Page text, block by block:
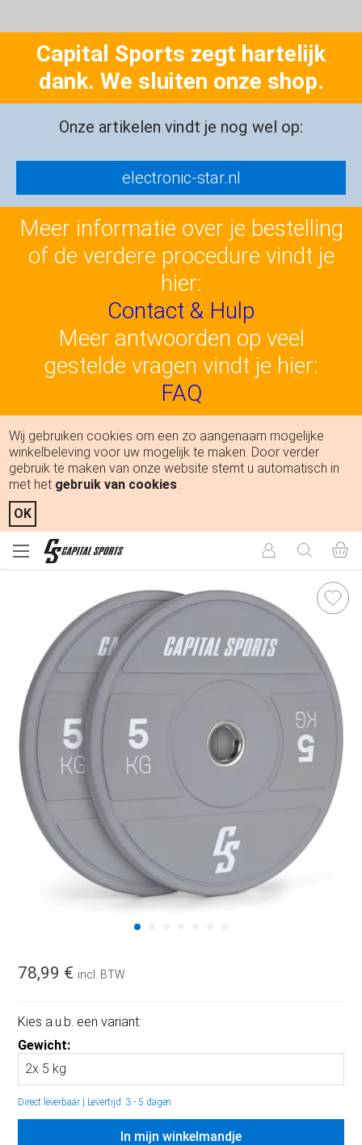
Capital Sports zegt hartelijk
dank. We sluiten onze shop.
Onze artikelen vindt je nog wel op:
electronic-star.nl
Meer informatie over je bestelling
of de verdere procedure vindt je
hier:
Contact & Hulp
Meer antwoorden op veel
gestelde vragen vindt je hier:
FAQ
Wij gebruiken cookies om een zo aangenaam mogelijke
winkelbeleving voor uw mogelijk te maken. Door verder
gebruik te maken van onze website stemt u automatisch in
met het gebruik van cookies .
OK
78,99 € incl. BTW
Kies a.u.b. een variant:
Gewicht:
Direct leverbaar Levertijd: 3 - 5 dagen
In mijn winkelmandje